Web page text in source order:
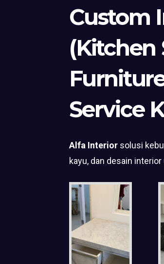
Custom
(Kitchen
Service
Alfa Interior solusi
kayu, dan desain